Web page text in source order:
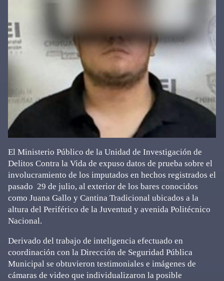
El Ministerio Público de la Unidad de Investigación de
Delitos Contra la Vida de expuso datos de prueba sobre el
involucramiento de los imputados en hechos registrados el
pasado 29 de julio, al exterior de los bares conocidos
como Juana Gallo y Cantina Tradicional ubicados a la
altura del Periférico de la Juventud y avenida Politécnico
Nacional.
Derivado del trabajo de inteligencia efectuado en
coordinación con la Dirección de Seguridad Pública
Municipal se obtuvieron testimoniales e imágenes de
cámaras de video que individualizaron la posible